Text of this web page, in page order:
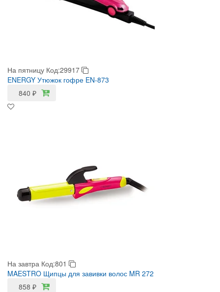
На пятницу Код:29917
ENERGY Утюжок гофре EN-873
840 ₽
На завтра Код:801
MAESTRO Щипцы для завивки волос MR 272
858 ₽